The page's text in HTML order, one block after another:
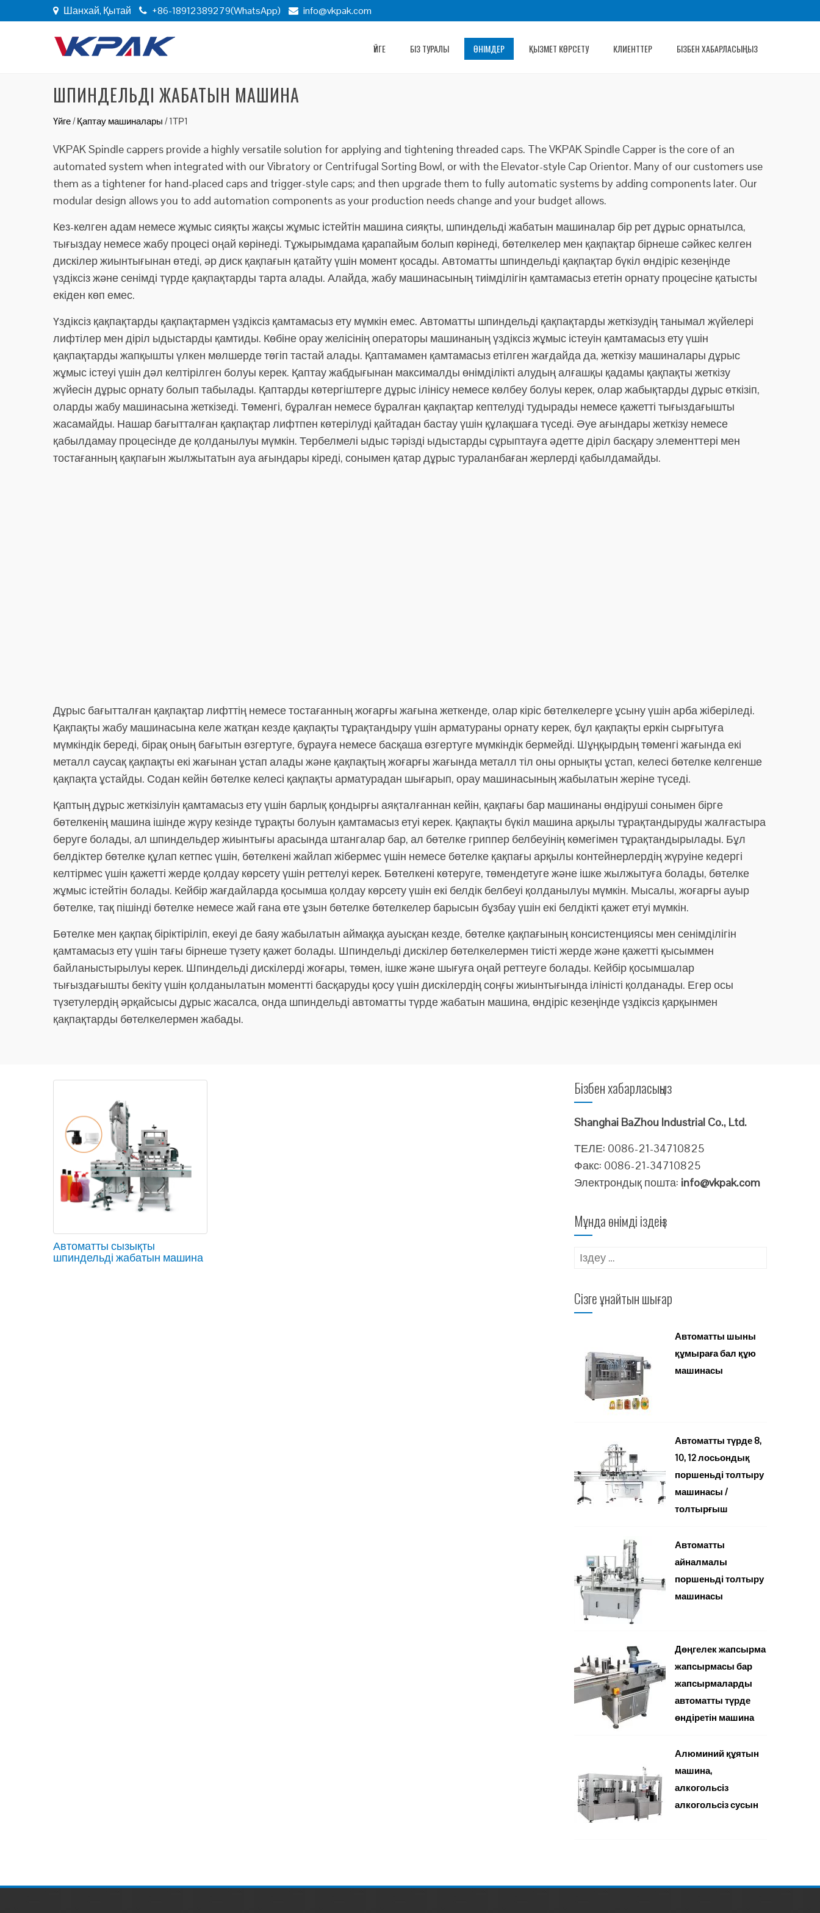
Шанхай, Қытай +86-18912389279(WhatsApp) info@vkpak.com
ҮЙГЕ БІЗ ТУРАЛЫ ӨНІМДЕР ҚЫЗМЕТ КӨРСЕТУ КЛИЕНТТЕР БІЗБЕН ХАБАРЛАСЫҢЫЗ
ШПИНДЕЛЬДІ ЖАБАТЫН МАШИНА
Үйге/Қаптау машиналары /1ТР1
VKPAK Spindle cappers provide a highly versatile solution for applying and tightening threaded caps. The VKPAK Spindle Capper is the core of an
automated system when integrated with our Vibratory or Centrifugal Sorting Bowl, or with the Elevator-style Cap Orientor. Many of our customers use
them as a tightener for hand-placed caps and trigger-style caps; and then upgrade them to fully automatic systems by adding components later. Our
modular design allows you to add automation components as your production needs change and your budget allows.
Кез-келген адам немесе жұмыс сияқты жақсы жұмыс істейтін машина сияқты, шпиндельді жабатын машиналар бір рет дұрыс орнатылса,
тығыздау немесе жабу процесі оңай көрінеді. Тұжырымдама қарапайым болып көрінеді, бөтелкелер мен қақпақтар бірнеше сәйкес келген
дискілер жиынтығынан өтеді, әр диск қақпағын қатайту үшін момент қосады. Автоматты шпиндельді қақпақтар бүкіл өндіріс кезеңінде
үздіксіз және сенімді түрде қақпақтарды тарта алады. Алайда, жабу машинасының тиімділігін қамтамасыз ететін орнату процесіне қатысты
екіден көп емес.
Үздіксіз қақпақтарды қақпақтармен үздіксіз қамтамасыз ету мүмкін емес. Автоматты шпиндельді қақпақтарды жеткізудің танымал жүйелері
лифтілер мен діріл ыдыстарды қамтиды. Көбіне орау желісінің операторы машинаның үздіксіз жұмыс істеуін қамтамасыз ету үшін
қақпақтарды жапқышты үлкен мөлшерде төгіп тастай алады. Қаптамамен қамтамасыз етілген жағдайда да, жеткізу машиналары дұрыс
жұмыс істеуі үшін дәл келтірілген болуы керек. Қаптау жабдығынан максималды өнімділікті алудың алғашқы қадамы қақпақты жеткізу
жүйесін дұрыс орнату болып табылады. Қаптарды көтергіштерге дұрыс ілінісу немесе көлбеу болуы керек, олар жабықтарды дұрыс өткізіп,
оларды жабу машинасына жеткізеді. Төменгі, бұралған немесе бұралған қақпақтар кептелуді тудырады немесе қажетті тығыздағышты
жасамайды. Нашар бағытталған қақпақтар лифтпен көтерілуді қайтадан бастау үшін құлақшаға түседі. Әуе ағындары жеткізу немесе
қабылдамау процесінде де қолданылуы мүмкін. Тербелмелі ыдыс тәрізді ыдыстарды сұрыптауға әдетте діріл басқару элементтері мен
тостағанның қақпағын жылжытатын ауа ағындары кіреді, сонымен қатар дұрыс тураланбаған жерлерді қабылдамайды.
Дұрыс бағытталған қақпақтар лифттің немесе тостағанның жоғарғы жағына жеткенде, олар кіріс бөтелкелерге ұсыну үшін арба жіберіледі.
Қақпақты жабу машинасына келе жатқан кезде қақпақты тұрақтандыру үшін арматураны орнату керек, бұл қақпақты еркін сырғытуға
мүмкіндік береді, бірақ оның бағытын өзгертуге, бұрауға немесе басқаша өзгертуге мүмкіндік бермейді. Шұңқырдың төменгі жағында екі
металл саусақ қақпақты екі жағынан ұстап алады және қақпақтың жоғарғы жағында металл тіл оны орнықты ұстап, келесі бөтелке келгенше
қақпақта ұстайды. Содан кейін бөтелке келесі қақпақты арматурадан шығарып, орау машинасының жабылатын жеріне түседі.
Қаптың дұрыс жеткізілуін қамтамасыз ету үшін барлық қондырғы аяқталғаннан кейін, қақпағы бар машинаны өндіруші сонымен бірге
бөтелкенің машина ішінде жүру кезінде тұрақты болуын қамтамасыз етуі керек. Қақпақты бүкіл машина арқылы тұрақтандыруды жалғастыра
беруге болады, ал шпиндельдер жиынтығы арасында штангалар бар, ал бөтелке гриппер белбеуінің көмегімен тұрақтандырылады. Бұл
белдіктер бөтелке құлап кетпес үшін, бөтелкені жайлап жібермес үшін немесе бөтелке қақпағы арқылы контейнерлердің жүруіне кедергі
келтірмес үшін қажетті жерде қолдау көрсету үшін реттелуі керек. Бөтелкені көтеруге, төмендетуге және ішке жылжытуға болады, бөтелке
жұмыс істейтін болады. Кейбір жағдайларда қосымша қолдау көрсету үшін екі белдік белбеуі қолданылуы мүмкін. Мысалы, жоғарғы ауыр
бөтелке, тақ пішінді бөтелке немесе жай ғана өте ұзын бөтелке бөтелкелер барысын бұзбау үшін екі белдікті қажет етуі мүмкін.
Бөтелке мен қақпақ біріктіріліп, екеуі де баяу жабылатын аймаққа ауысқан кезде, бөтелке қақпағының консистенциясы мен сенімділігін
қамтамасыз ету үшін тағы бірнеше түзету қажет болады. Шпиндельді дискілер бөтелкелермен тиісті жерде және қажетті қысыммен
байланыстырылуы керек. Шпиндельді дискілерді жоғары, төмен, ішке және шығуға оңай реттеуге болады. Кейбір қосымшалар
тығыздағышты бекіту үшін қолданылатын моментті басқаруды қосу үшін дискілердің соңғы жиынтығында іліністі қолданады. Егер осы
түзетулердің әрқайсысы дұрыс жасалса, онда шпиндельді автоматты түрде жабатын машина, өндіріс кезеңінде үздіксіз қарқынмен
қақпақтарды бөтелкелермен жабады.
Автоматты сызықты
шпиндельді жабатын машина
Бізбен хабарласыңыз
Shanghai BaZhou Industrial Co., Ltd.
ТЕЛЕ: 0086-21-34710825
Факс: 0086-21-34710825
Электрондық пошта: info@vkpak.com
Мұнда өнімді іздеңіз
Іздеу:
Сізге ұнайтын шығар
Автоматты шыны
құмыраға бал құю
машинасы
Автоматты түрде 8,
10, 12 лосьондық
поршеньді толтыру
машинасы /
толтырғыш
Автоматты
айналмалы
поршеньді толтыру
машинасы
Дөңгелек жапсырма
жапсырмасы бар
жапсырмаларды
автоматты түрде
өндіретін машина
Алюминий құятын
машина,
алкогольсіз
алкогольсіз сусын